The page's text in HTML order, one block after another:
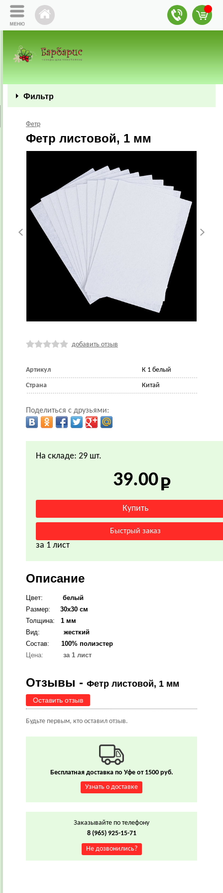
Фильтр
Фетр
Фетр листовой, 1 мм
добавить отзыв
Артикул К 1 белый
Страна Китай
Поделиться с друзьями:
На складе: 29 шт.
39.00
за 1 лист
Описание
Цвет: белый
Размер:
30х30 см
Толщина: 1 мм
Вид: жесткий
Состав: 100% полиэстер
Цена: за 1 лист
Отзывы - Фетр листовой, 1 мм
Оставить отзыв
Будьте первым, кто оставил отзыв.
Бесплатная доставка по Уфе от 1500 руб.
Узнать о доставке
Заказывайте по телефону
8 (965) 925-15-71
Не дозвонились?